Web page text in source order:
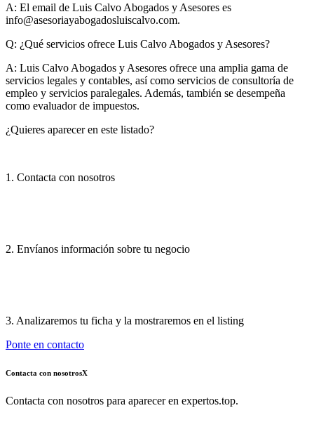
A: El email de Luis Calvo Abogados y Asesores es
info@asesoriayabogadosluiscalvo.com.
Q: ¿Qué servicios ofrece Luis Calvo Abogados y Asesores?
A: Luis Calvo Abogados y Asesores ofrece una amplia gama de
servicios legales y contables, así como servicios de consultoría de
empleo y servicios paralegales. Además, también se desempeña
como evaluador de impuestos.
¿Quieres aparecer en este listado?
1. Contacta con nosotros
2. Envíanos información sobre tu negocio
3. Analizaremos tu ficha y la mostraremos en el listing
Ponte en contacto
Contacta con nosotrosX
Contacta con nosotros para aparecer en expertos.top.